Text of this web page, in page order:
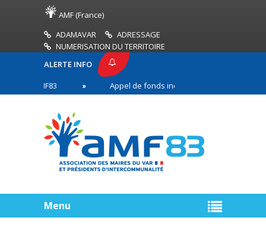
AMF (France)
ADAMAVAR
ADRESSAGE
NUMERISATION DU TERRITOIRE
ALERTE INFO
Appel de fonds incendies de forêt
première ligne
Menu